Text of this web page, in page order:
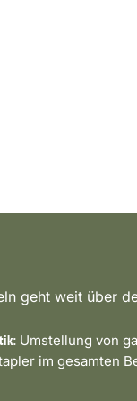
geht weit über
Umstellung von
im gesamten